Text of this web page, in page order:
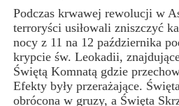
Podczas krwawej rewolucji w
terroryści usiłowali zniszczyć
nocy z 11 na 12 października
krypcie św. Leokadii,
Świętą Komnatą gdzie
Efekty były przerażające.
obrócona w gruzy, a Święta